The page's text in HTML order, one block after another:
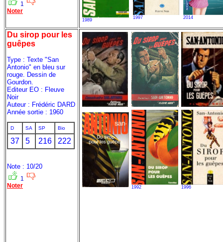
1
Noter
1989 1997 2014
Du sirop pour les
guêpes
Type : Texte "San
Antonio" en bleu sur
rouge. Dessin de
Gourdon.
Editeur EO : Fleuve
Noir
Auteur : Frédéric DARD
Année sortie : 1960
D SA SP Bio
37 5 216 222
Note : 10/20
1
Noter
1992 1996